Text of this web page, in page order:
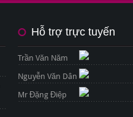
Hỗ trợ trực tuyến
Trần Văn Năm
Nguyễn Văn Dân
Mr Đặng Điệp